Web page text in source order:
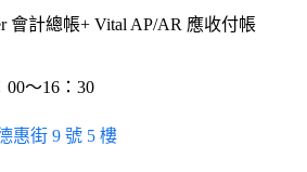
會計總帳+ Vital AP/AR 應收付帳
00〜16：30
惠街 9 號 5 樓